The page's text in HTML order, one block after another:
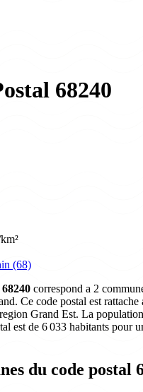
68240
(68)
68240 correspond a 2
Ce code postal est rattache
Grand Est. La
est de 6 033 habitants pour
du code postal